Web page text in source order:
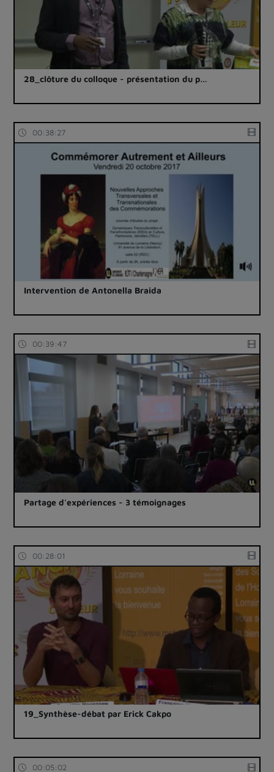
28_clôture du colloque - présentation du p…
00:38:27
Intervention de Antonella Braida
00:39:47
Partage d'expériences - 3 témoignages
00:28:01
19_Synthèse-débat par Erick Cakpo
00:05:02